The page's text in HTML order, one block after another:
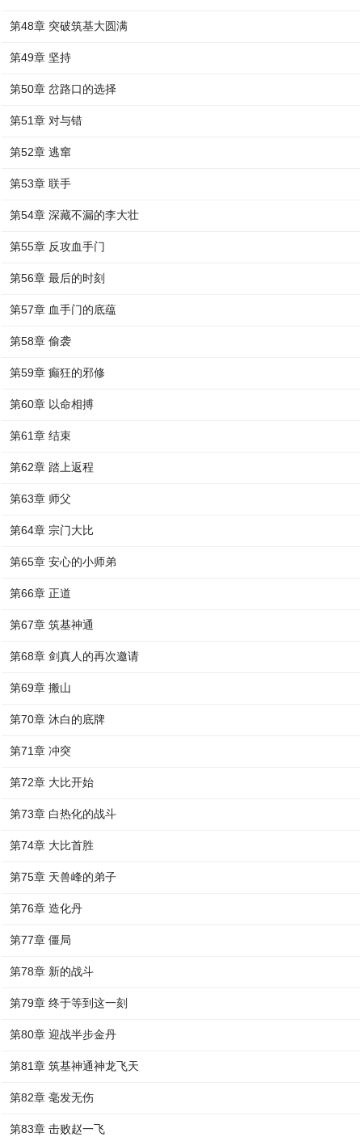
第48章 突破筑基大圆满
第49章 坚持
第50章 岔路口的选择
第51章 对与错
第52章 逃窜
第53章 联手
第54章 深藏不漏的李大壮
第55章 反攻血手门
第56章 最后的时刻
第57章 血手门的底蕴
第58章 偷袭
第59章 癫狂的邪修
第60章 以命相搏
第61章 结束
第62章 踏上返程
第63章 师父
第64章 宗门大比
第65章 安心的小师弟
第66章 正道
第67章 筑基神通
第68章 剑真人的再次邀请
第69章 搬山
第70章 沐白的底牌
第71章 冲突
第72章 大比开始
第73章 白热化的战斗
第74章 大比首胜
第75章 天兽峰的弟子
第76章 造化丹
第77章 僵局
第78章 新的战斗
第79章 终于等到这一刻
第80章 迎战半步金丹
第81章 筑基神通神龙飞天
第82章 毫发无伤
第83章 击败赵一飞